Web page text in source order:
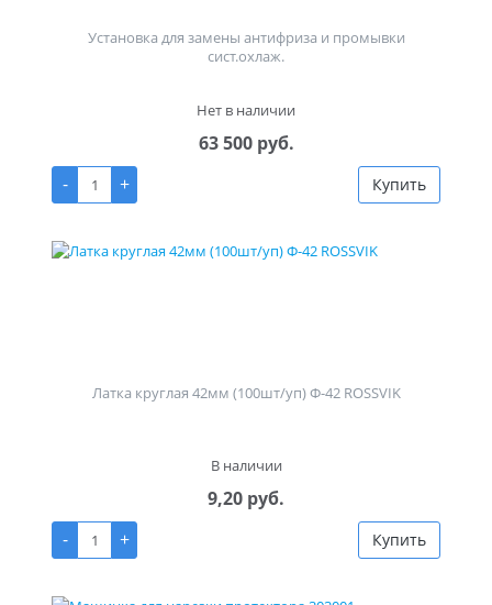
Установка для замены антифриза и промывки
сист.охлаж.
Нет в наличии
63 500 руб.
-
+ Купить
Латка круглая 42мм (100шт/уп) Ф-42 ROSSVIK
В наличии
9,20 руб.
-
+ Купить